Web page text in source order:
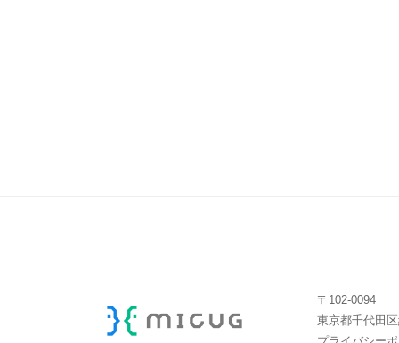
〒102-0094
東京都千代田